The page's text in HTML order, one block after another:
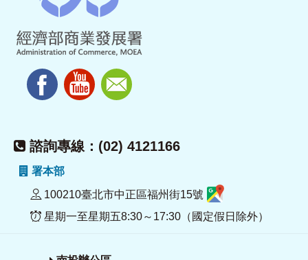
諮詢專線：(02) 4121166
署本部
100210臺北市中正區福州街15號
星期一至星期五8:30～17:30（國定假日除外）